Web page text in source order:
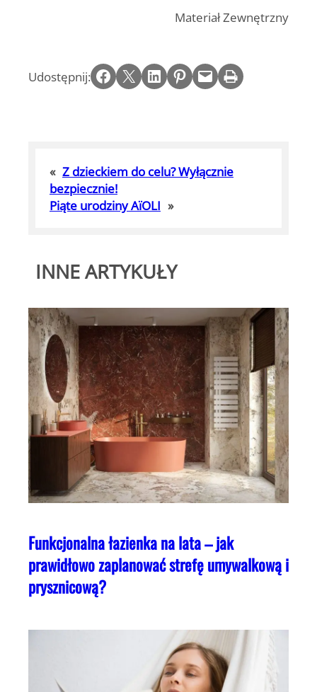
Materiał Zewnętrzny
Udostępnij: Share on Facebook Email this Page Share on LinkedIn Share on Pinterest Email this Page Print this Page
« Z dzieckiem do celu? Wyłącznie
bezpiecznie!
Piąte urodziny AïOLI »
INNE ARTYKUŁY
Funkcjonalna łazienka na lata – jak
prawidłowo zaplanować strefę umywalkową i
prysznicową?